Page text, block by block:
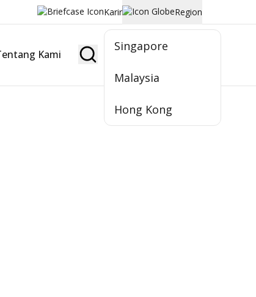
Karir Region
Singapore
Malaysia
Hong Kong
Kami Jadi Nasabah